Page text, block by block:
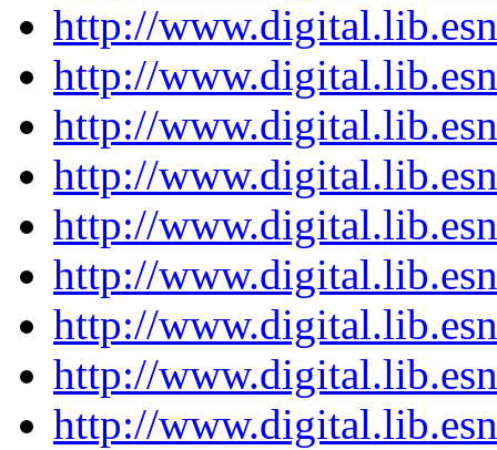
http://
http://
http://
http://
http://
http://
http://
http://
http://